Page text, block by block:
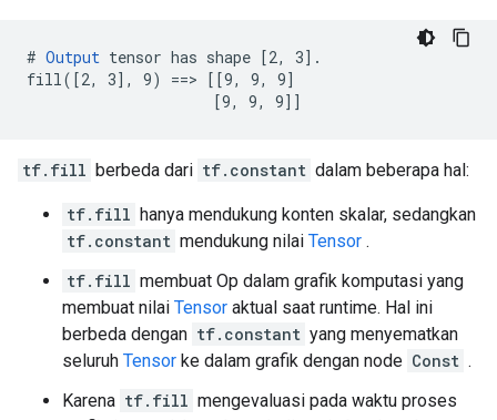
# Output tensor has shape [2, 3].
fill([2, 3], 9) ==> [[9, 9, 9]
                     [9, 9, 9]]
tf.fill berbeda dari tf.constant dalam beberapa hal:
tf.fill hanya mendukung konten skalar, sedangkan
tf.constant mendukung nilai Tensor .
tf.fill membuat Op dalam grafik komputasi yang
membuat nilai Tensor aktual saat runtime. Hal ini
berbeda dengan tf.constant yang menyematkan
seluruh Tensor ke dalam grafik dengan node Const .
Karena tf.fill mengevaluasi pada waktu proses